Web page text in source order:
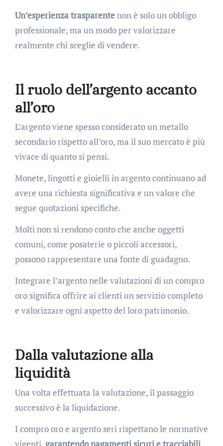
Un’esperienza trasparentenon è solo un obbligo
professionale, ma un modo per valorizzare
realmente chi sceglie di vendere.
Il ruolo dell’argento accanto
all’oro
L’argento viene spesso considerato un metallo
secondario rispetto all’oro, ma il suo mercato è più
vivace di quanto si pensi.
Monete, lingotti e gioielli in argento continuano ad
avere una richiesta significativa e un valore che
segue quotazioni specifiche.
Molti non si rendono conto che anche oggetti
comuni, come posaterie o piccoli accessori,
possono rappresentare una fonte di guadagno.
Integrare l’argento nelle valutazioni di un compro
oro significa offrire ai clienti un servizio completo
e valorizzare ogni aspetto del loro patrimonio.
Dalla valutazione alla
liquidità
Una volta effettuata la valutazione, il passaggio
successivo è la liquidazione.
I compro oro e argento seri rispettano le normative
vigenti, garantendo pagamenti sicuri e tracciabili.